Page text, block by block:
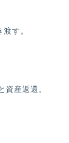
す。
資産返還。